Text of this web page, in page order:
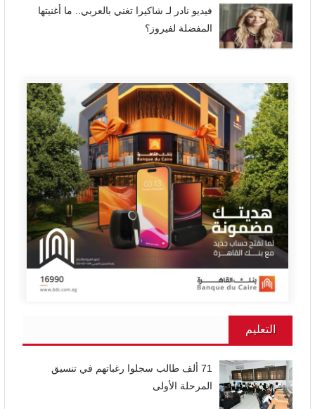
فيديو نادر لـ شاكيرا تغني بالعربي.. ما أغنيتها
المفضلة لفيروز؟
التعليم
71 ألف طالب سجلوا رغباتهم في تنسيق
المرحلة الأولى